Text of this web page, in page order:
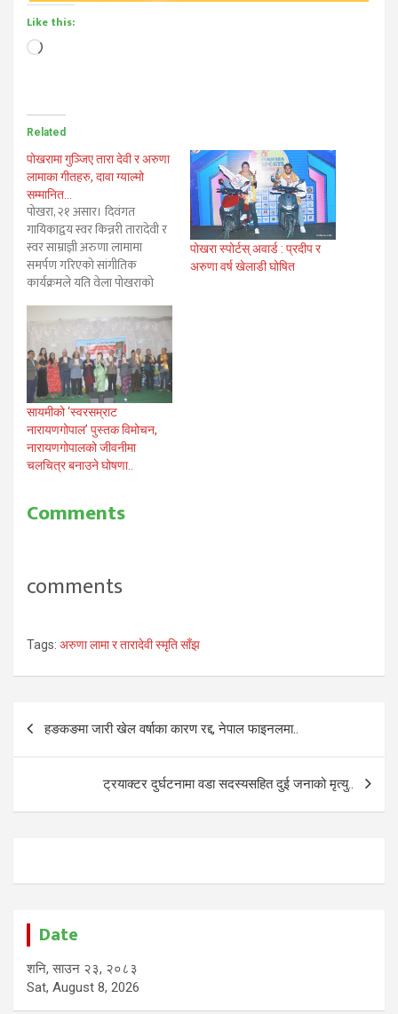
Like this:
Loading…
Related
पोखरामा गुञ्जिए तारा देवी र अरुणा
लामाका गीतहरु, दावा ग्याल्मो
सम्मानित…
पोखरा, २१ असार। दिवंगत
गायिकाद्वय स्वर किन्नरी तारादेवी र
स्वर साम्राज्ञी अरुणा लामामा
समर्पण गरिएको सांगीतिक
कार्यक्रमले यति वेला पोखराको
आकाशलाई ढपक्कै ढाकेको छ।
पोखरेली सुगम संगीतमा समर्पित
गायिकाहरुले तेश्रो संस्करणका
रुपमा आयोजना गरेको “रारा टेस्ट
अफ हार्मोनः धुनहरुमा तारादेवी र
अरुणा लामा” कार्यक्रममा गाइएका
गीतहरुले अहिले पोखराको
सांगीतिक आकाश…
पोखरा स्पोर्टस् अवार्ड : प्रदीप र
अरुणा वर्ष खेलाडी घोषित
सायमीको ‘स्वरसम्राट
नारायणगोपाल’ पुस्तक विमोचन,
नारायणगोपालको जीवनीमा
चलचित्र बनाउने घोषणा..
Comments
comments
Tags: अरुणा लामा र तारादेवी स्मृति साँझ
Post
navigation
हङकङमा जारी खेल वर्षाका कारण रद्द, नेपाल फाइनलमा..
ट्रयाक्टर दुर्घटनामा वडा सदस्यसहित दुई जनाको मृत्यु..
Date
शनि, साउन २३, २०८३
Sat, August 8, 2026